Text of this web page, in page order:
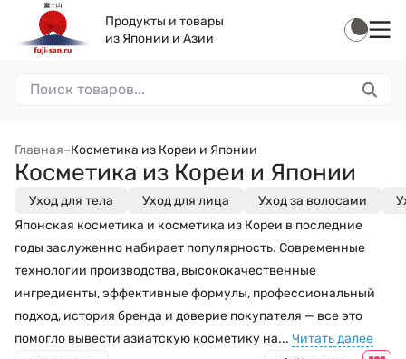
Продукты и товары
из Японии и Азии
Главная–Косметика из Кореи и Японии
Косметика из Кореи и Японии
Уход для тела Уход для лица Уход за волосами
Японская косметика и косметика из Кореи в последние
годы заслуженно набирает популярность. Современные
технологии производства, высококачественные
ингредиенты, эффективные формулы, профессиональный
подход, история бренда и доверие покупателя — все это
помогло вывести азиатскую косметику на... Читать далее